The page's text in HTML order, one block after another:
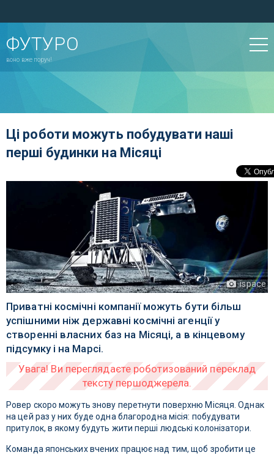
ФУТУРО
воно вже поруч!
Ці роботи можуть побудувати наші
перші будинки на Місяці
ispace
Приватні космічні компанії можуть бути більш
успішними ніж державні космічні агенції у
створенні власних баз на Місяці, а в кінцевому
підсумку і на Марсі.
Ровер скоро можуть знову перетнути поверхню Місяця. Однак
на цей раз у них буде одна благородна місія: побудувати
притулок, в якому будуть жити перші людські колонізатори.
Команда японських вчених працює над тим, щоб зробити це